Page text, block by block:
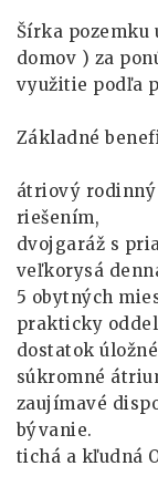
Šírka pozemku
domov ) za
využitie podľa
Základné
átriový rodinný
riešením,
dvojgaráž s
veľkorysá
5 obytných
prakticky
dostatok
súkromné
zaujímavé
bývanie.
tichá a kľudná